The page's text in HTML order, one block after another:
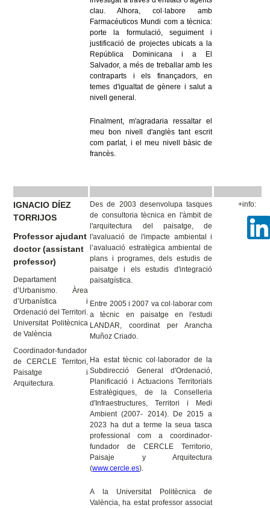
clau. Alhora, col·labore amb
Farmacéuticos Mundi com a tècnica:
porte la formulació, seguiment i
justificació de projectes ubicats a la
República Dominicana i a El
Salvador, a més de treballar amb les
contraparts i els finançadors, en
temes d'igualtat de gènere i salut a
nivell general.
Finalment, m'agradaria ressaltar el
meu bon nivell d'anglès tant escrit
com parlat, i el meu nivell bàsic de
francès.
IGNACIO DÍEZ
TORRIJOS
Professor ajudant
doctor (assistant
professor)
Departament
d’Urbanismo. Àrea
d’Urbanística i
Ordenació del Territori.
Universitat Politècnica
de València
Coordinador-fundador
de CERCLE Territori,
Paisatge i
Arquitectura.
Des de 2003 desenvolupa tasques
de consultoria tècnica en l'àmbit de
l'arquitectura del paisatge, de
l'avaluació de l'impacte ambiental i
l’avaluació estratègica ambiental de
plans i programes, dels estudis de
paisatge i els estudis d'integració
paisatgística.
Entre 2005 i 2007 va col·laborar com
a tècnic en paisatge en l'estudi
LANDAR, coordinat per Arancha
Muñoz Criado.
Ha estat tècnic col·laborador de la
Subdirecció General d'Ordenació,
Planificació i Actuacions Territorials
Estratègiques, de la Conselleria
d'Infraestructures, Territori i Medi
Ambient (2007- 2014). De 2015 a
2023 ha dut a terme la seua tasca
professional com a coordinador-
fundador de CERCLE Territorio,
Paisaje y Arquitectura
(www.cercle.es).
A la Universitat Politècnica de
València, ha estat professor associat
+info: